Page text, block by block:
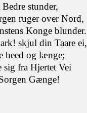
stunder,
ruger over Nord,
Konge blunder.
skjul din Taare ei,
heed og længe;
sig fra Hjertet Vei
Gænge!